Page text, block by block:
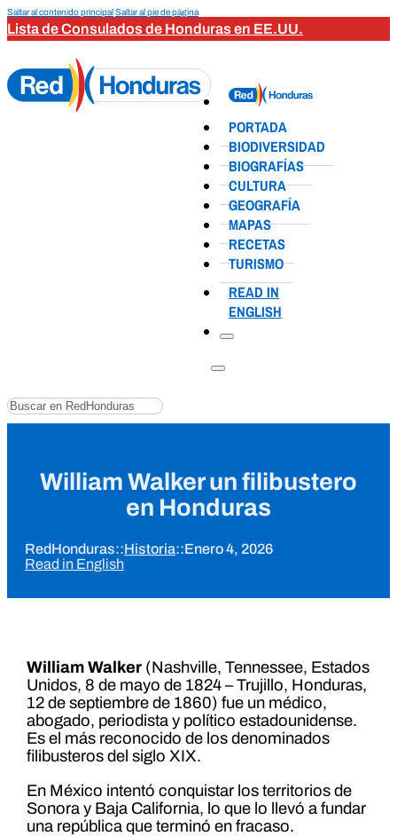
Saltar al contenido principalSaltar al pie de página
Lista de Consulados de Honduras en EE.UU.
PORTADA
BIODIVERSIDAD
BIOGRAFÍAS
CULTURA
GEOGRAFÍA
MAPAS
RECETAS
TURISMO
READ IN
ENGLISH
Buscar
William Walker un filibustero
en Honduras
RedHonduras::Historia::Enero 4, 2026
Read in English
William Walker(Nashville, Tennessee, Estados
Unidos, 8 de mayo de 1824 – Trujillo, Honduras,
12 de septiembre de 1860) fue un médico,
abogado, periodista y político estadounidense.
Es el más reconocido de los denominados
filibusteros del siglo XIX.
En México intentó conquistar los territorios de
Sonora y Baja California, lo que lo llevó a fundar
una república que terminó en fracaso.